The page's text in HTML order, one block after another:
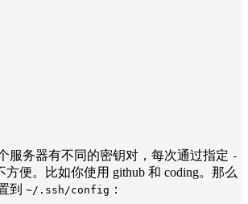
服务器有不同的密钥对，每次通过指定 -
便。比如你使用 github 和 coding。那么
到 ~/.ssh/config ：